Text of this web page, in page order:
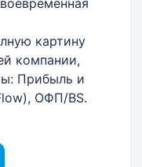
картину
компании,
Прибыль и
ОФП/BS.